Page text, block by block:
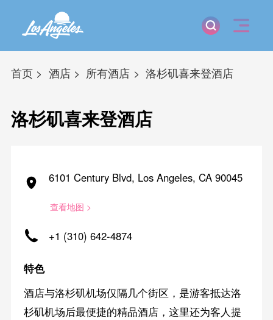
首页 酒店 所有酒店 洛杉矶喜来登酒店
洛杉矶喜来登酒店
6101 Century Blvd, Los Angeles, CA 90045
查看地图 >
+1 (310) 642-4874
特色
酒店与洛杉矶机场仅隔几个街区，是游客抵达洛
杉矶机场后最便捷的精品酒店，这里还为客人提